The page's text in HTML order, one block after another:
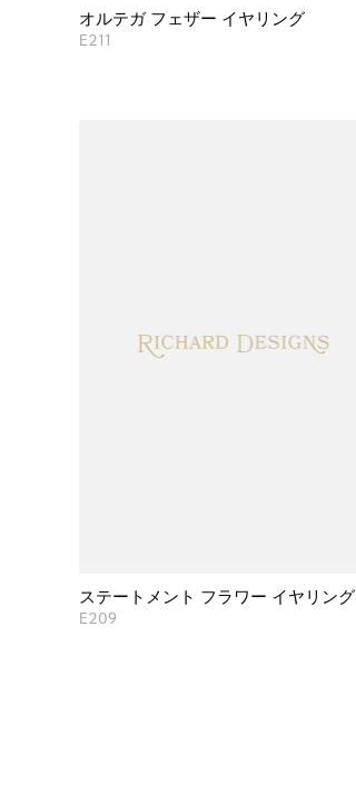
オルテガ フェザー イヤリング
E211
ステートメント フラワー イヤリング
E209